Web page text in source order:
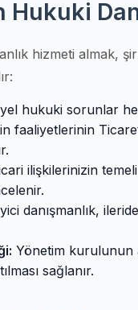
hizmeti almak,
hukuki sorunlar
faaliyetlerinin
ilişkilerinizin
danışmanlık,
Yönetim kurulunun
sağlanır.